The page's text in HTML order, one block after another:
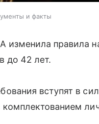
и факты
правила
до 42 лет.
вступят в